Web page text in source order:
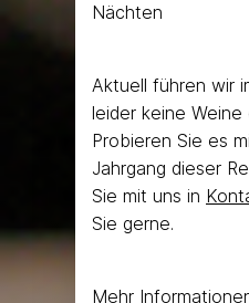
Nächten
Aktuell führen wir
leider keine Weine
Probieren Sie es
Jahrgang dieser
Sie mit uns in
Sie gerne.
Mehr